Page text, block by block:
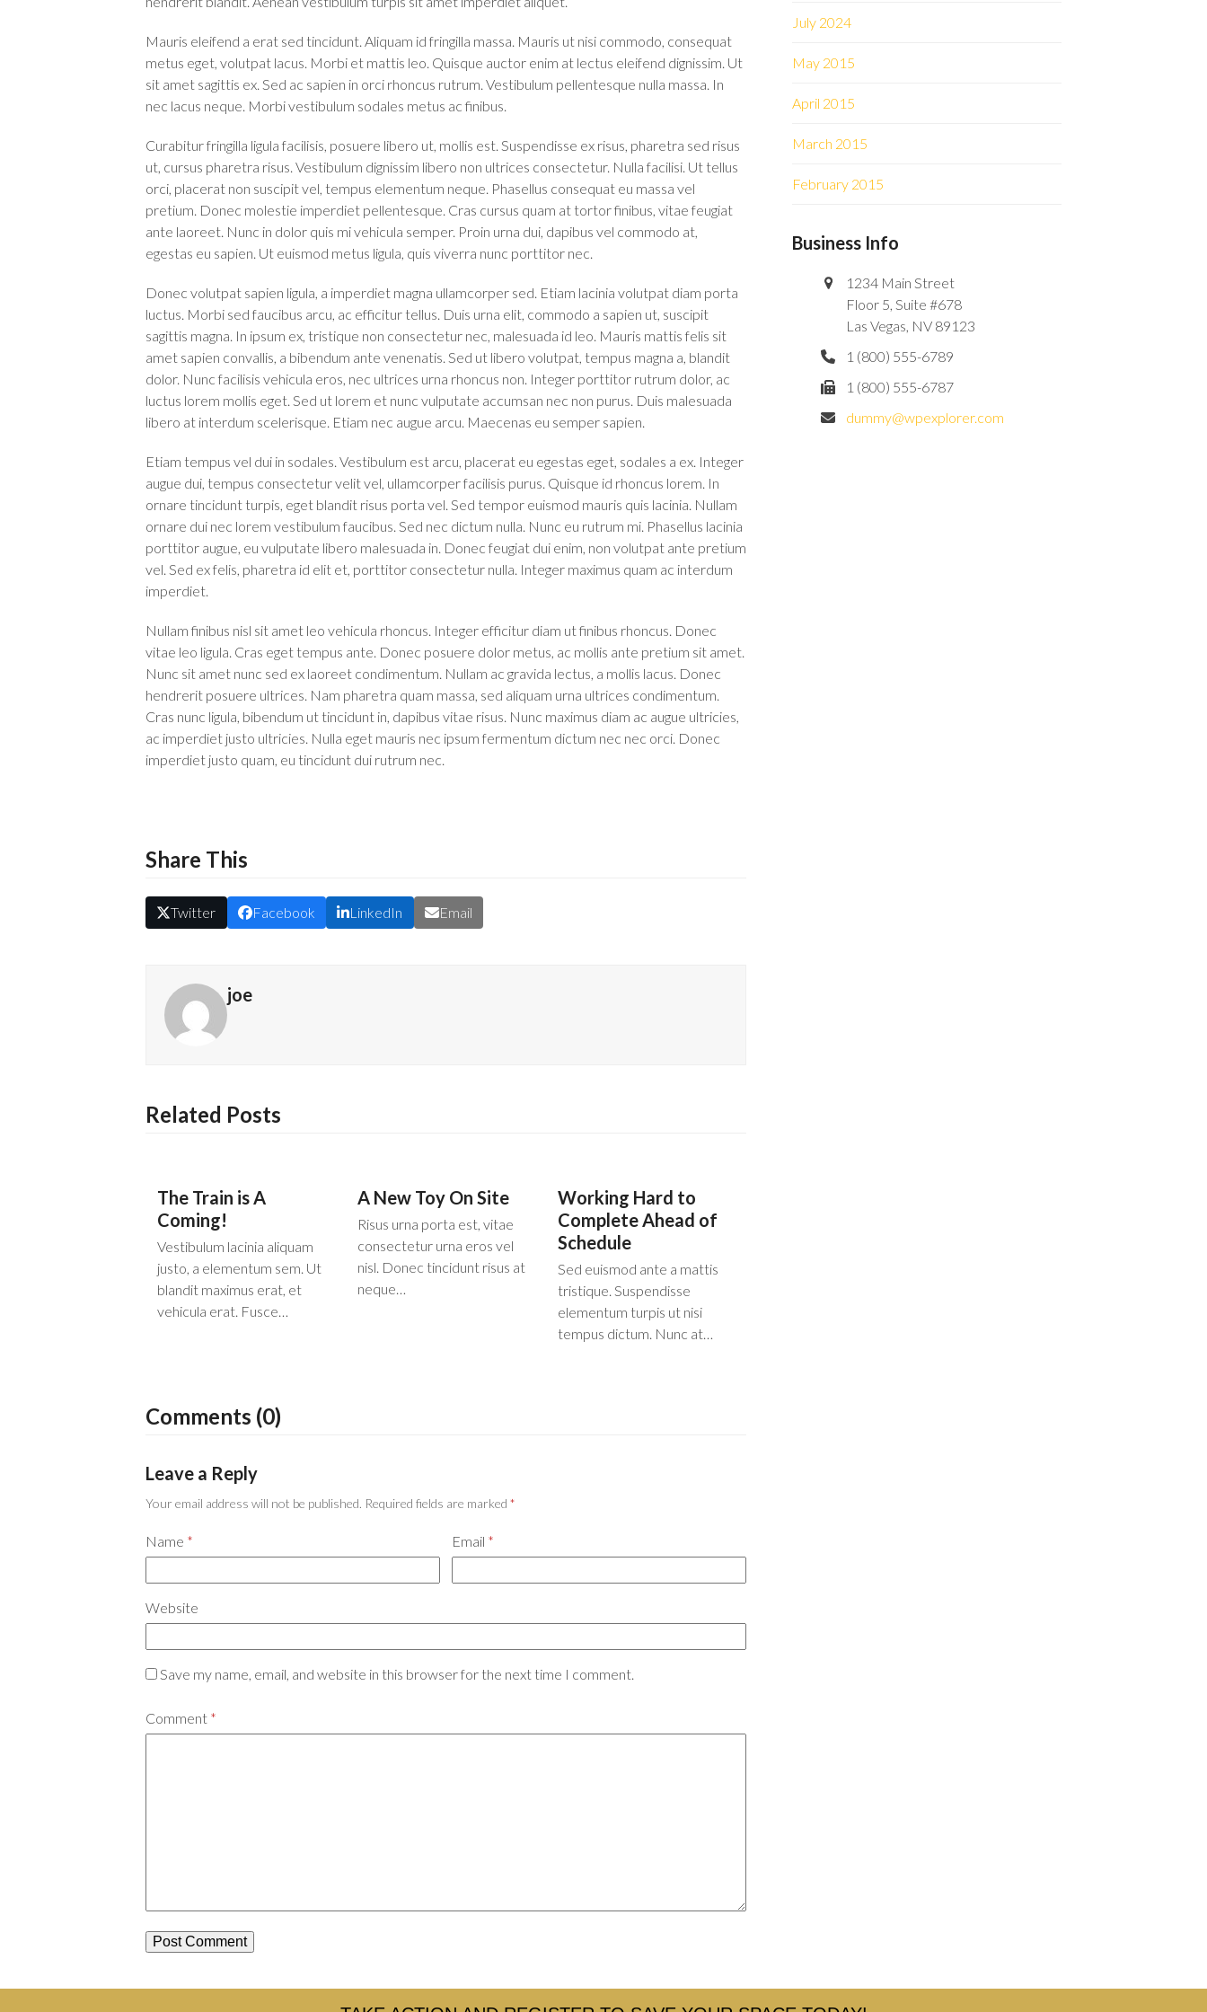
Mauris eleifend a erat sed tincidunt. Aliquam id fringilla massa. Mauris ut nisi commodo, consequat
metus eget, volutpat lacus. Morbi et mattis leo. Quisque auctor enim at lectus eleifend dignissim. Ut
sit amet sagittis ex. Sed ac sapien in orci rhoncus rutrum. Vestibulum pellentesque nulla massa. In
nec lacus neque. Morbi vestibulum sodales metus ac finibus.
Curabitur fringilla ligula facilisis, posuere libero ut, mollis est. Suspendisse ex risus, pharetra sed risus
ut, cursus pharetra risus. Vestibulum dignissim libero non ultrices consectetur. Nulla facilisi. Ut tellus
orci, placerat non suscipit vel, tempus elementum neque. Phasellus consequat eu massa vel
pretium. Donec molestie imperdiet pellentesque. Cras cursus quam at tortor finibus, vitae feugiat
ante laoreet. Nunc in dolor quis mi vehicula semper. Proin urna dui, dapibus vel commodo at,
egestas eu sapien. Ut euismod metus ligula, quis viverra nunc porttitor nec.
Donec volutpat sapien ligula, a imperdiet magna ullamcorper sed. Etiam lacinia volutpat diam porta
luctus. Morbi sed faucibus arcu, ac efficitur tellus. Duis urna elit, commodo a sapien ut, suscipit
sagittis magna. In ipsum ex, tristique non consectetur nec, malesuada id leo. Mauris mattis felis sit
amet sapien convallis, a bibendum ante venenatis. Sed ut libero volutpat, tempus magna a, blandit
dolor. Nunc facilisis vehicula eros, nec ultrices urna rhoncus non. Integer porttitor rutrum dolor, ac
luctus lorem mollis eget. Sed ut lorem et nunc vulputate accumsan nec non purus. Duis malesuada
libero at interdum scelerisque. Etiam nec augue arcu. Maecenas eu semper sapien.
Etiam tempus vel dui in sodales. Vestibulum est arcu, placerat eu egestas eget, sodales a ex. Integer
augue dui, tempus consectetur velit vel, ullamcorper facilisis purus. Quisque id rhoncus lorem. In
ornare tincidunt turpis, eget blandit risus porta vel. Sed tempor euismod mauris quis lacinia. Nullam
ornare dui nec lorem vestibulum faucibus. Sed nec dictum nulla. Nunc eu rutrum mi. Phasellus lacinia
porttitor augue, eu vulputate libero malesuada in. Donec feugiat dui enim, non volutpat ante pretium
vel. Sed ex felis, pharetra id elit et, porttitor consectetur nulla. Integer maximus quam ac interdum
imperdiet.
Nullam finibus nisl sit amet leo vehicula rhoncus. Integer efficitur diam ut finibus rhoncus. Donec
vitae leo ligula. Cras eget tempus ante. Donec posuere dolor metus, ac mollis ante pretium sit amet.
Nunc sit amet nunc sed ex laoreet condimentum. Nullam ac gravida lectus, a mollis lacus. Donec
hendrerit posuere ultrices. Nam pharetra quam massa, sed aliquam urna ultrices condimentum.
Cras nunc ligula, bibendum ut tincidunt in, dapibus vitae risus. Nunc maximus diam ac augue ultricies,
ac imperdiet justo ultricies. Nulla eget mauris nec ipsum fermentum dictum nec nec orci. Donec
imperdiet justo quam, eu tincidunt dui rutrum nec.
Share This
Twitter Facebook LinkedIn Email
joe
Related Posts
The Train is A
Coming!
Vestibulum lacinia aliquam
justo, a elementum sem. Ut
blandit maximus erat, et
vehicula erat. Fusce…
A New Toy On Site
Risus urna porta est, vitae
consectetur urna eros vel
nisl. Donec tincidunt risus at
neque…
Working Hard to
Complete Ahead of
Schedule
Sed euismod ante a mattis
tristique. Suspendisse
elementum turpis ut nisi
tempus dictum. Nunc at…
Comments (0)
Leave a Reply
Your email address will not be published. Required fields are marked *
Name * Email *
Website
Save my name, email, and website in this browser for the next time I comment.
Comment *
July 2024
May 2015
April 2015
March 2015
February 2015
Business Info
1234 Main Street
Floor 5, Suite #678
Las Vegas, NV 89123
1 (800) 555-6789
1 (800) 555-6787
dummy@wpexplorer.com